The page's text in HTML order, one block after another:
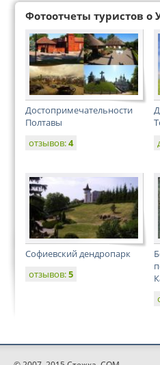
Фотоотчеты туристов о
Достопримечательности
Полтавы
отзывов:4
Софиевский дендропарк
отзывов:5